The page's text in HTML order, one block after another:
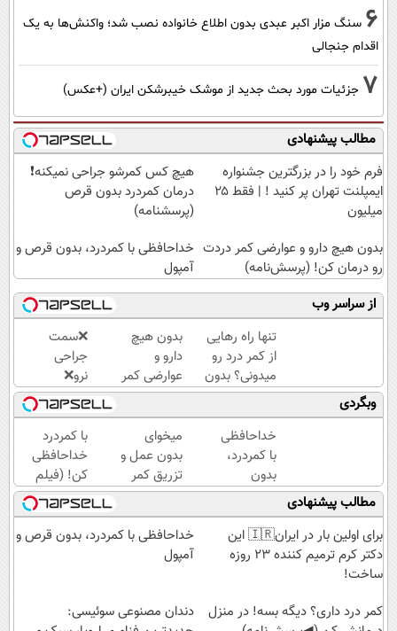
6 سنگ مزار اکبر عبدی بدون اطلاع خانواده نصب شد؛ واکنش‌ها به یک
اقدام جنجالی
7 جزئیات مورد بحث جدید از موشک خیبرشکن ایران (+عکس)
مطالب پیشنهادی
فرم خود را در بزرگترین جشنواره
ایمپلنت تهران پر کنید ! | فقط ۲۵
میلیون
هیچ کس کمرشو جراحی نمیکنه❗
درمان کمردرد بدون قرص
(پرسشنامه)
بدون هیچ دارو و عوارضی کمر دردت
رو درمان کن! (پرسش‌نامه)
خداحافظی با کمردرد، بدون قرص و
آمپول
از سراسر وب
تنها راه رهایی
از کمر درد رو
میدونی؟ بدون
نیاز به دارو!
(◂پرسش‌نامه)
بدون هیچ
دارو و
عوارضی کمر
دردت رو
درمان کن!
(پرسش‌نامه)
❌سمت
جراحی
نرو❌
درمان
کمردرد
بدون
قرص و
دارو
وبگردی
خداحافظی
با کمردرد،
بدون
قرص و
آمپول
میخوای
بدون عمل و
تزریق کمر
دردت خوب
شه؟
◂پرسش‌نامه
رو پرکن
با کمردرد
خداحافظی
کن! (فیلم
و ببین ◀
پرسش‌نامه
رو پرکن)
مطالب پیشنهادی
برای اولین بار در ایران🇮🇷 این
دکتر کرم ترمیم کننده 23 روزه
ساخت!
خداحافظی با کمردرد، بدون قرص و
آمپول
کمر درد داری؟ دیگه بسه! در منزل
دندان مصنوعی سوئیسی: